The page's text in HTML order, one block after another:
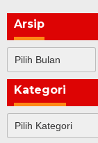
Arsip
Kategori